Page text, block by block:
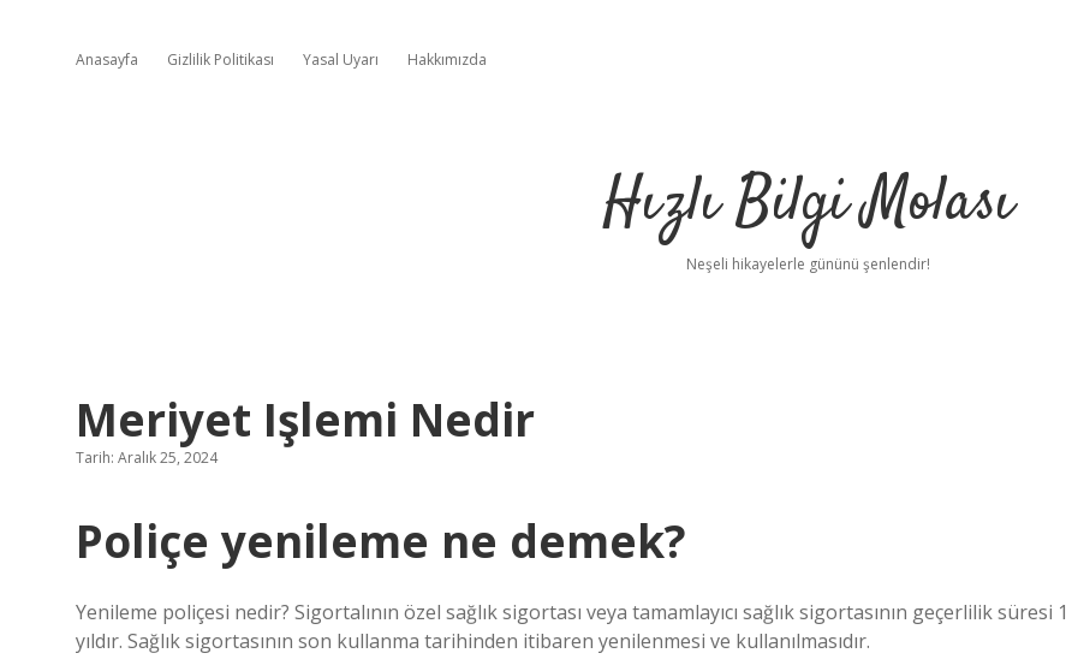
Anasayfa Gizlilik Politikası Yasal Uyarı Hakkımızda
Hızlı Bilgi Molası
Neşeli hikayelerle gününü şenlendir!
Meriyet Işlemi Nedir
Tarih: Aralık 25, 2024
Poliçe yenileme ne demek?
Yenileme poliçesi nedir? Sigortalının özel sağlık sigortası veya tamamlayıcı sağlık sigortasının geçerlilik süresi 1
yıldır. Sağlık sigortasının son kullanma tarihinden itibaren yenilenmesi ve kullanılmasıdır.